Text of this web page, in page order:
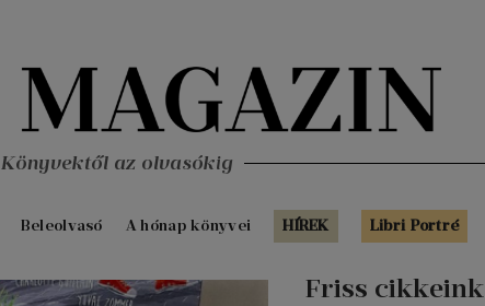
Könyvektől az olvasókig
Beleolvasó A hónap könyvei HÍREK Libri Portré
Friss cikkeink